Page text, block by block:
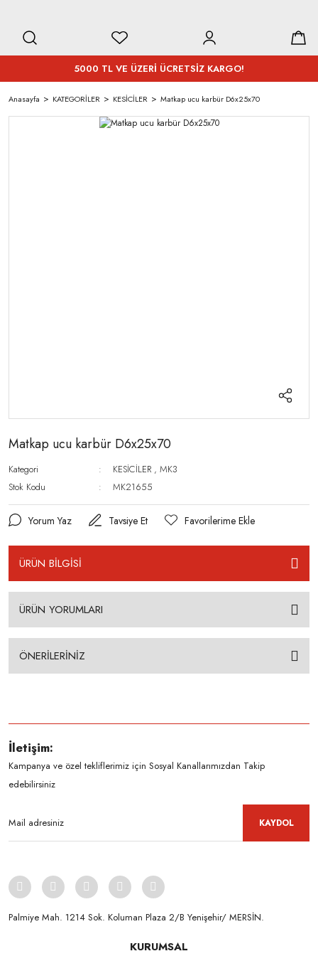
5000 TL VE ÜZERİ ÜCRETSİZ KARGO!
Anasayfa KATEGORİLER KESİCİLER Matkap ucu karbür D6x25x70
Matkap ucu karbür D6x25x70
Kategori KESİCİLER ,MK3
Stok Kodu
MK21655
Yorum Yaz Tavsiye Et
ÜRÜN BİLGİSİ
ÜRÜN YORUMLARI
ÖNERİLERİNİZ
İletişim:
Kampanya ve özel tekliflerimiz için Sosyal Kanallarımızdan Takip
edebilirsiniz
KAYDOL
Palmiye Mah. 1214 Sok. Koluman Plaza 2/B Yenişehir/ MERSİN.ㅤㅤㅤㅤㅤㅤㅤㅤㅤㅤㅤㅤㅤㅤㅤㅤㅤㅤㅤㅤㅤㅤㅤㅤㅤㅤㅤㅤㅤㅤㅤㅤㅤㅤㅤ ㅤㅤㅤㅤㅤㅤㅤㅤㅤㅤ
KURUMSAL